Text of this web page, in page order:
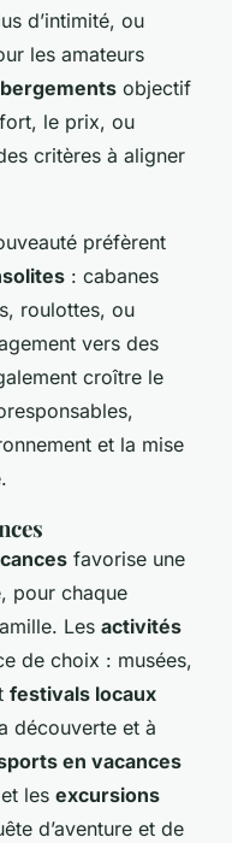
d’intimité, ou
les amateurs
objectif
le prix, ou
critères à aligner
préfèrent
: cabanes
roulottes, ou
vers des
croître le
et la mise
favorise une
pour chaque
Les activités
de choix : musées,
festivals locaux
découverte et à
en vacances
les excursions
d’aventure et de